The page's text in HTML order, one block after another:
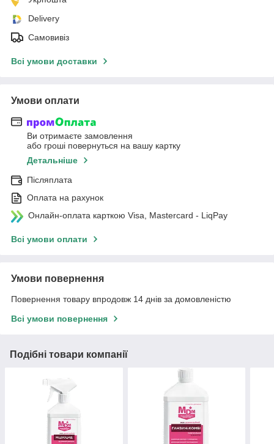
Delivery
Самовивіз
Всі умови доставки
Умови оплати
Ви отримаєте замовлення
або гроші повернуться на вашу картку
Детальніше
Післяплата
Оплата на рахунок
Онлайн-оплата карткою Visa, Mastercard - LiqPay
Всі умови оплати
Умови повернення
Повернення товару впродовж 14 днів за домовленістю
Всі умови повернення
Подібні товари компанії